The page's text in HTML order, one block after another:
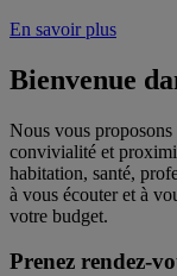
En savoir plus
Bienvenue
Nous vous proposons
convivialité et
habitation, santé,
à vous écouter et à
votre budget.
Prenez rendez-